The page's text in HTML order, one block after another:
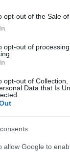
opt-out of the Sale
opt-out of
opt-out of
Data that Is
allow Google to
post on Instagram